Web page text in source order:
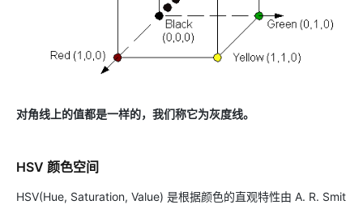
对角线上的值都是一样的，我们称它为灰度线。
HSV 颜色空间
HSV(Hue, Saturation, Value) 是根据颜色的直观特性由 A. R. Smit